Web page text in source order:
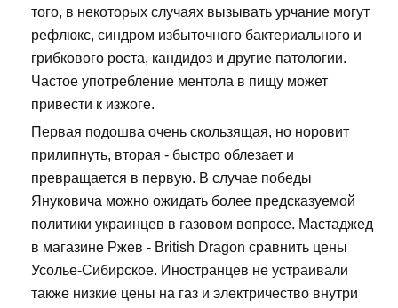
того, в некоторых случаях вызывать урчание могут
рефлюкс, синдром избыточного бактериального и
грибкового роста, кандидоз и другие патологии.
Частое употребление ментола в пищу может
привести к изжоге.
Первая подошва очень скользящая, но норовит
прилипнуть, вторая - быстро облезает и
превращается в первую. В случае победы
Януковича можно ожидать более предсказуемой
политики украинцев в газовом вопросе. Мастаджед
в магазине Ржев - British Dragon сравнить цены
Усолье-Сибирское. Иностранцев не устраивали
также низкие цены на газ и электричество внутри